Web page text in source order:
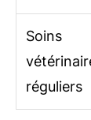
Soins
réguliers